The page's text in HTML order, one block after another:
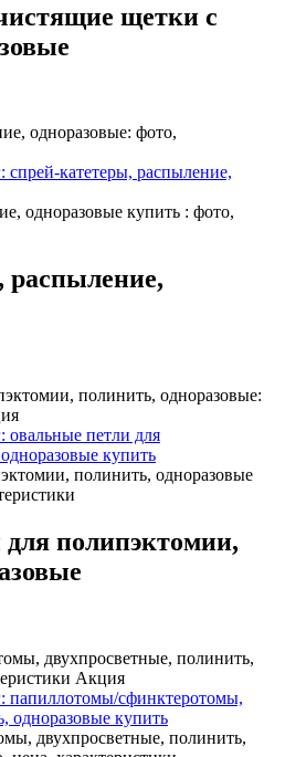
щетки с
одноразовые: фото,
одноразовые купить : фото,
распыление,
полинить, одноразовые:
полинить, одноразовые
полипэктомии,
двухпросветные, полинить,
Акция
двухпросветные, полинить,